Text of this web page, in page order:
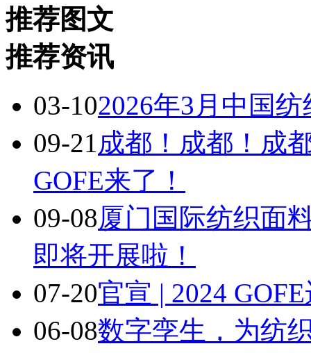
推荐图文
推荐资讯
03-102026年3月中国
09-21成都！成都！成
GOFE来了！
09-08厦门国际纺织面
即将开展啦！
07-20官宣 | 2024
06-08数字孪生，为纺